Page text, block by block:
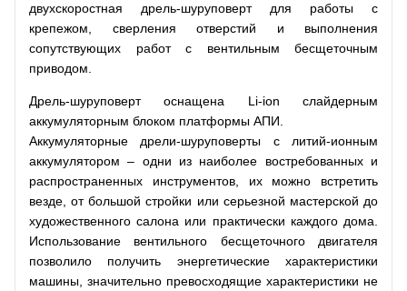
двухскоростная дрель-шуруповерт для работы с
крепежом, сверления отверстий и выполнения
сопутствующих работ c вентильным бесщеточным
приводом.
Дрель-шуруповерт оснащена Li-ion слайдерным
аккумуляторным блоком платформы АПИ.
Аккумуляторные дрели-шуруповерты с литий-ионным
аккумулятором – одни из наиболее востребованных и
распространенных инструментов, их можно встретить
везде, от большой стройки или серьезной мастерской до
художественного салона или практически каждого дома.
Использование вентильного бесщеточного двигателя
позволило получить энергетические характеристики
машины, значительно превосходящие характеристики не